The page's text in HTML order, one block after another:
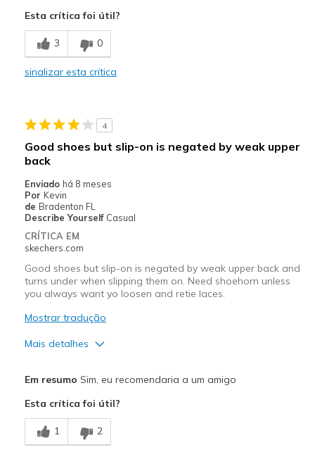
Comfortable
Stylish
Casual Wear
Travel
Sizing
View On Shoes
Esta crítica foi útil?
3 0
sinalizar esta crítica
4
Good shoes but slip-on is negated by weak upper
back
Enviado há 8 meses
Por Kevin
de Bradenton FL
Describe Yourself Casual
CRÍTICA EM
skechers.com
Good shoes but slip-on is negated by weak upper back and
turns under when slipping them on. Need shoehorn unless
you always want yo loosen and retie laces.
Mostrar tradução
Mais detalhes
Breathe Well
Comfortable
Em resumo Sim, eu recomendaria a um amigo
Esta crítica foi útil?
1 2